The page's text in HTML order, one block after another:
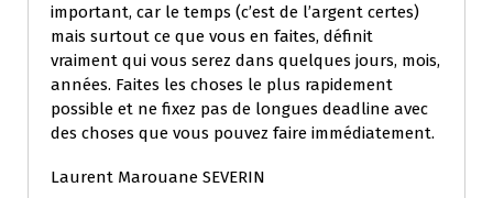
important, car le temps (c’est de l’argent certes)
mais surtout ce que vous en faites, définit
vraiment qui vous serez dans quelques jours, mois,
années. Faites les choses le plus rapidement
possible et ne fixez pas de longues deadline avec
des choses que vous pouvez faire immédiatement.
Laurent Marouane SEVERIN